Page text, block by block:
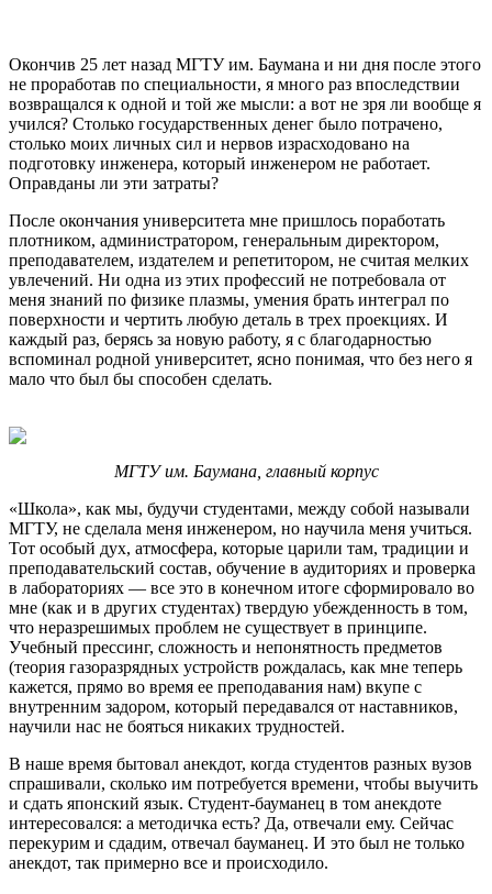
Окончив 25 лет назад МГТУ им. Баумана и ни дня после этого
не проработав по специальности, я много раз впоследствии
возвращался к одной и той же мысли: а вот не зря ли вообще я
учился? Столько государственных денег было потрачено,
столько моих личных сил и нервов израсходовано на
подготовку инженера, который инженером не работает.
Оправданы ли эти затраты?
После окончания университета мне пришлось поработать
плотником, администратором, генеральным директором,
преподавателем, издателем и репетитором, не считая мелких
увлечений. Ни одна из этих профессий не потребовала от
меня знаний по физике плазмы, умения брать интеграл по
поверхности и чертить любую деталь в трех проекциях. И
каждый раз, берясь за новую работу, я с благодарностью
вспоминал родной университет, ясно понимая, что без него я
мало что был бы способен сделать.
МГТУ им. Баумана, главный корпус
«Школа», как мы, будучи студентами, между собой называли
МГТУ, не сделала меня инженером, но научила меня учиться.
Тот особый дух, атмосфера, которые царили там, традиции и
преподавательский состав, обучение в аудиториях и проверка
в лабораториях — все это в конечном итоге сформировало во
мне (как и в других студентах) твердую убежденность в том,
что неразрешимых проблем не существует в принципе.
Учебный прессинг, сложность и непонятность предметов
(теория газоразрядных устройств рождалась, как мне теперь
кажется, прямо во время ее преподавания нам) вкупе с
внутренним задором, который передавался от наставников,
научили нас не бояться никаких трудностей.
В наше время бытовал анекдот, когда студентов разных вузов
спрашивали, сколько им потребуется времени, чтобы выучить
и сдать японский язык. Студент-бауманец в том анекдоте
интересовался: а методичка есть? Да, отвечали ему. Сейчас
перекурим и сдадим, отвечал бауманец. И это был не только
анекдот, так примерно все и происходило.